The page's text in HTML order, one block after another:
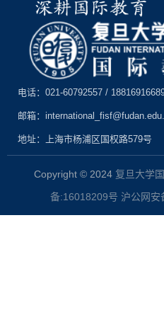
电话：021-60792557 /
邮箱：
地址：上海市杨浦区国权路579号
Copyright © 2024 复旦大学
备:16018209号 沪公网安